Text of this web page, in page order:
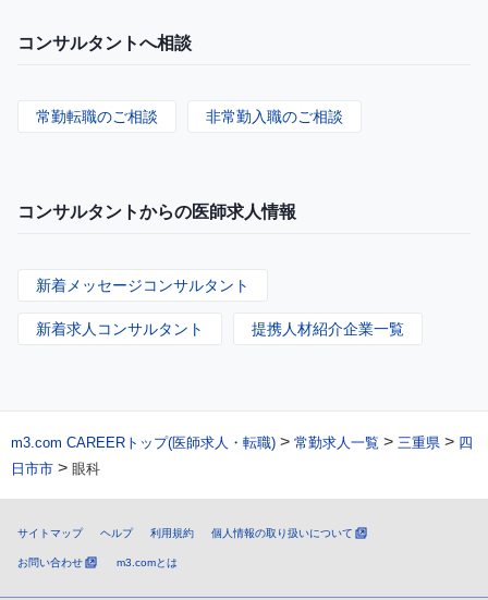
コンサルタントへ相談
常勤転職のご相談 非常勤入職のご相談
コンサルタントからの医師求人情報
新着メッセージコンサルタント
新着求人コンサルタント 提携人材紹介企業一覧
m3.com CAREERトップ(医師求人・転職) > 常勤求人一覧 > 三重県 > 四
日市市 > 眼科
サイトマップ ヘルプ 利用規約 個人情報の取り扱いについて
お問い合わせ m3.comとは